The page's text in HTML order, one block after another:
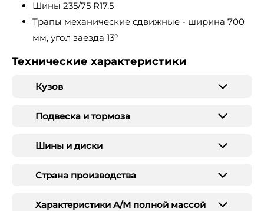
Шины 235/75 R17.5
Трапы механические сдвижные - ширина 700
мм, угол заезда 13°
Технические характеристики
Кузов
Подвеска и тормоза
Шины и диски
Страна производства
Характеристики А/М полной массой